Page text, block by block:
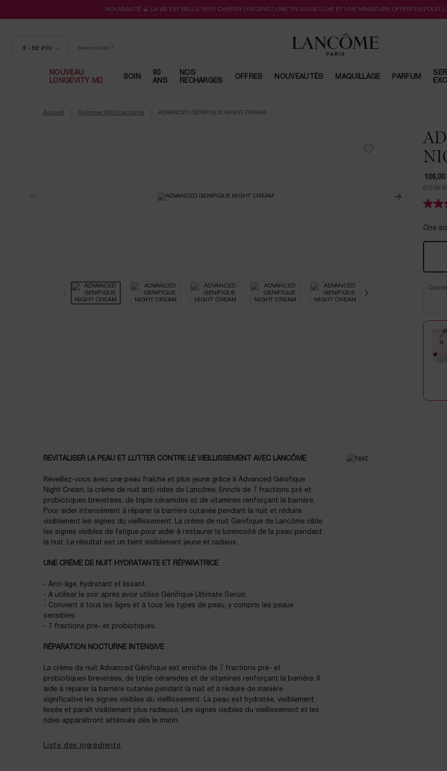
NOUVEAUTÉ 🍒 LA VIE EST BELLE VERY CHERRY | RECEVEZ UNE TROUSSE LUXE ET UNE MINIATURE OFFERTES POUR
€ - BE (FR) Besoin d'aide ?
NOUVEAU
LONGEVITY MD
SOIN
90
ANS
NOS
RECHARGES
OFFRES NOUVEAUTÉS MAQUILLAGE PARFUM
Accueil Summer With Lancôme ADVANCED GÉNIFIQUE NIGHT CREAM
106,00
(212,00
One
REVITALISER LA PEAU ET LUTTER CONTRE LE VIEILLISSEMENT AVEC LANCÔME
Réveillez-vous avec une peau fraîche et plus jeune grâce à Advanced Génifique
Night Cream, la crème de nuit anti-rides de Lancôme. Enrichi de 7 fractions pré et
probiotiques brevetées, de triple céramides et de vitamines renforçant la barrière.
Pour aider intensément à réparer la barrière cutanée pendant la nuit et réduire
visiblement les signes du vieillissement. La crème de nuit Genifique de Lancôme cible
les signes visibles de fatigue pour aider à restaurer la luminosité de la peau pendant
la nuit. Le résultat est un teint visiblement jeune et radieux.
UNE CRÈME DE NUIT HYDRATANTE ET RÉPARATRICE
- Anti-âge, hydratant et lissant.
- A utiliser le soir après avoir utilisé Génifique Ultimate Serum.
- Convient à tous les âges et à tous les types de peau, y compris les peaux
sensibles.
- 7 fractions pré- et probiotiques.
RÉPARATION NOCTURNE INTENSIVE
La crème de nuit Advanced Génifique est enrichie de 7 fractions pré- et
probiotiques brevetées, de triple céramides et de vitamines renforçant la barrière. Il
aide à réparer la barrière cutanée pendant la nuit et à réduire de manière
significative les signes visibles du vieillissement. La peau est hydratée, visiblement
lissée et paraît visiblement plus radieuse. Les signes visibles du vieillissement et les
rides apparaîtront atténués dès le matin.
Liste des ingrédients